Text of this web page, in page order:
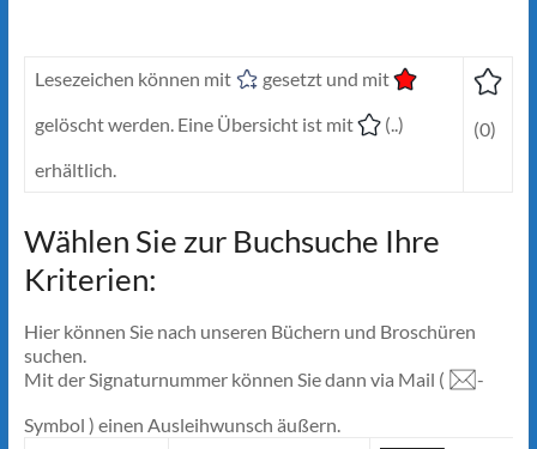
Lesezeichen können mit
gesetzt und mit
gelöscht werden. Eine Übersicht ist mit
(..)
erhältlich.
(0)
Wählen Sie zur Buchsuche Ihre
Kriterien:
Hier können Sie nach unseren Büchern und Broschüren
suchen.
Mit der Signaturnummer können Sie dann via Mail (
-
Symbol ) einen Ausleihwunsch äußern.